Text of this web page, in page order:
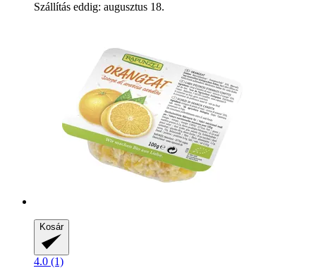
Szállítás eddig: augusztus 18.
Kosár
4.0 (1)